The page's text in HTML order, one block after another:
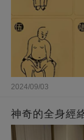
2024/09/03
神奇的全身經